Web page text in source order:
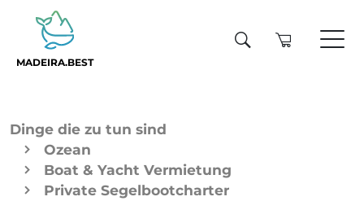
MADEIRA.BEST
Dinge die zu tun sind
Ozean
Boat & Yacht Vermietung
Private Segelbootcharter